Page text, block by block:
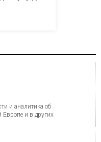
и аналитика об
Европе и в других